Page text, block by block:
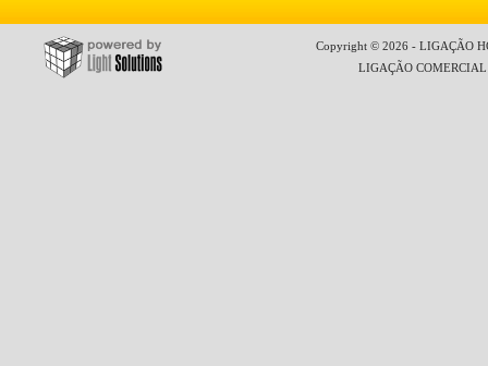
Copyright © 2026 - LIGAÇÃO
LIGAÇÃO